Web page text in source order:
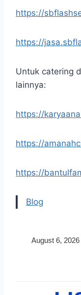
https://
https://
Untuk catering
lainnya:
https://
https://
https://
Blog